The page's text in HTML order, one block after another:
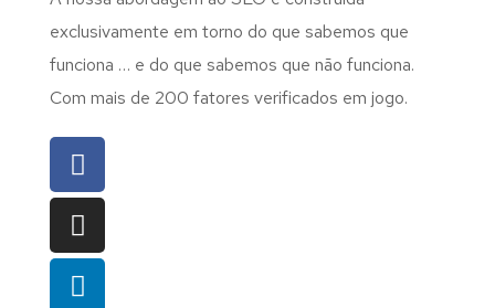
exclusivamente em torno do que sabemos que
funciona … e do que sabemos que não funciona.
Com mais de 200 fatores verificados em jogo.